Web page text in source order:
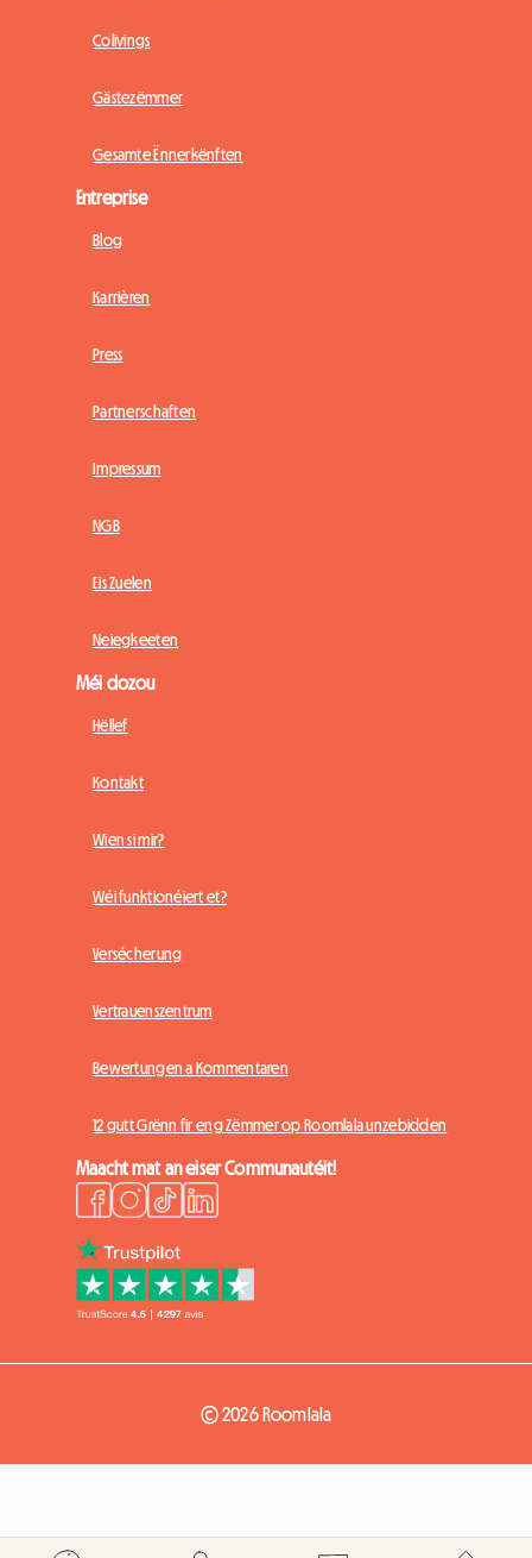
Colivings
Gästezëmmer
Gesamte Ënnerkënften
Entreprise
Blog
Karrièren
Press
Partnerschaften
Impressum
NGB
Eis Zuelen
Neiegkeeten
Méi dozou
Hëllef
Kontakt
Wien si mir?
Wéi funktionéiert et?
Versécherung
Vertrauenszentrum
Bewertungen a Kommentaren
12 gutt Grënn fir eng Zëmmer op Roomlala unzebidden
Maacht mat an eiser Communautéit!
© 2026 Roomlala